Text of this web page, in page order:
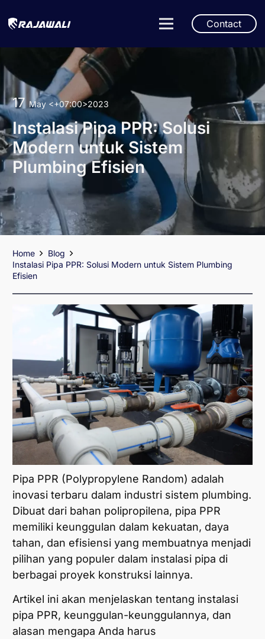
Contact
17 May <+07:00>2023
Instalasi Pipa PPR: Solusi
Modern untuk Sistem
Plumbing Efisien
Home
Blog
Instalasi Pipa PPR: Solusi Modern untuk Sistem Plumbing
Efisien
Pipa PPR (Polypropylene Random) adalah
inovasi terbaru dalam industri sistem plumbing.
Dibuat dari bahan polipropilena, pipa PPR
memiliki keunggulan dalam kekuatan, daya
tahan, dan efisiensi yang membuatnya menjadi
pilihan yang populer dalam instalasi pipa di
berbagai proyek konstruksi lainnya.
Artikel ini akan menjelaskan tentang instalasi
pipa PPR, keunggulan-keunggulannya, dan
alasan mengapa Anda harus